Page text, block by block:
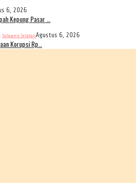
6, 2026
Kepung Pasar …
Sulawesi SelatanAgustus 6, 2026
Korupsi Rp…